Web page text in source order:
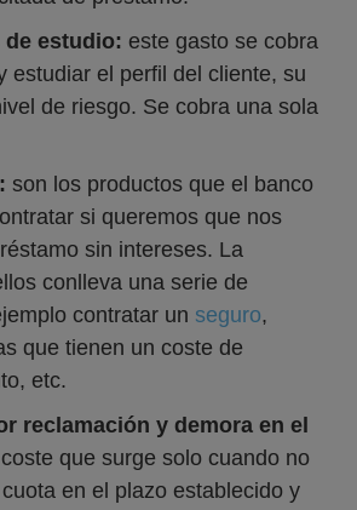
estudio: este gasto se cobra
estudiar el perfil del cliente, su
de riesgo. Se cobra una sola
son los productos que el banco
si queremos que nos
sin intereses. La
conlleva una serie de
contratar un seguro,
que tienen un coste de
etc.
reclamación y demora en el
que surge solo cuando no
en el plazo establecido y